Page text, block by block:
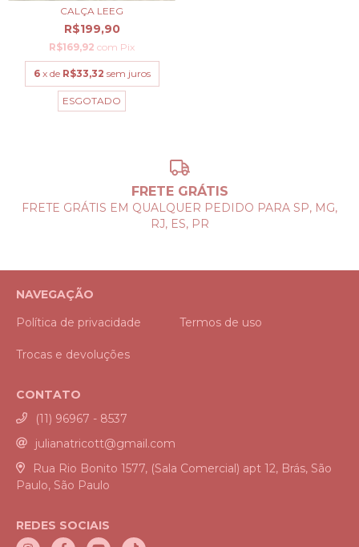
CALÇA LEEG
R$199,90
R$169,92 com Pix
6 x de R$33,32 sem juros
ESGOTADO
FRETE GRÁTIS
FRETE GRÁTIS EM QUALQUER PEDIDO PARA SP, MG,
RJ, ES, PR
NAVEGAÇÃO
Política de privacidade
Termos de uso
Trocas e devoluções
CONTATO
(11) 96967 - 8537
julianatricott@gmail.com
Rua Rio Bonito 1577, (Sala Comercial) apt 12, Brás, São
Paulo, São Paulo
REDES SOCIAIS